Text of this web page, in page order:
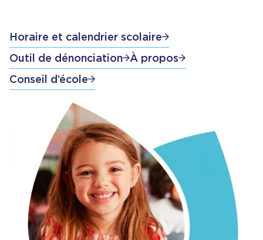
Horaire et calendrier scolaire
Outil de dénonciation
À propos
Conseil d’école